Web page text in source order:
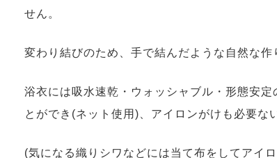
せん。
変わり結びのため、手で結んだような自然な作
浴衣には吸水速乾・ウォッシャブル・形態安
とができ(ネット使用)、アイロンがけも必要な
(気になる織りシワなどには当て布をしてアイ